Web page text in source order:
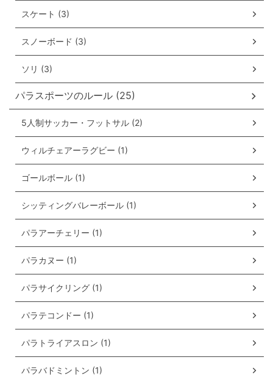
スケート (3)
スノーボード (3)
ソリ (3)
パラスポーツのルール (25)
5人制サッカー・フットサル (2)
ウィルチェアーラグビー (1)
ゴールボール (1)
シッティングバレーボール (1)
パラアーチェリー (1)
パラカヌー (1)
パラサイクリング (1)
パラテコンドー (1)
パラトライアスロン (1)
パラバドミントン (1)